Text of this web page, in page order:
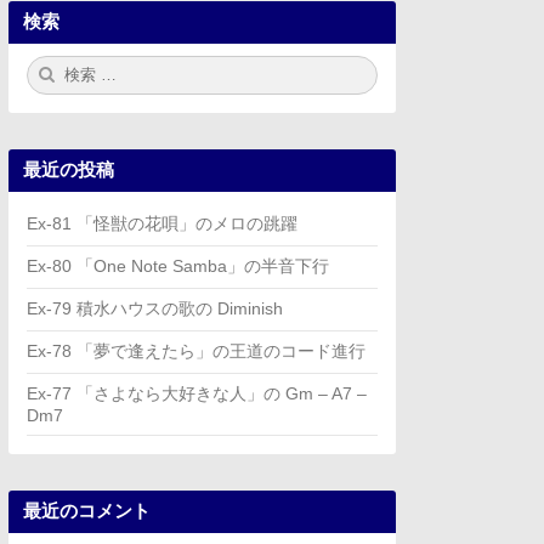
検索
検
索:
最近の投稿
Ex-81 「怪獣の花唄」のメロの跳躍
Ex-80 「One Note Samba」の半音下行
Ex-79 積水ハウスの歌の Diminish
Ex-78 「夢で逢えたら」の王道のコード進行
Ex-77 「さよなら大好きな人」の Gm – A7 –
Dm7
最近のコメント